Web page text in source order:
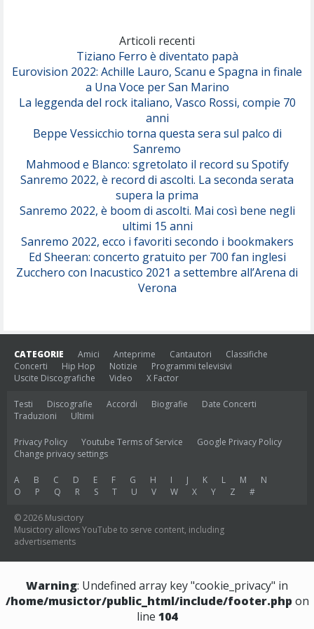
Serenamente
Articoli recenti
Tiziano Ferro è diventato papà
Eurovision 2022: Achille Lauro, Scanu e Spagna in finale
a Una Voce per San Marino
La leggenda del rock italiano, Vasco Rossi, compie 70
anni
Beppe Vessicchio torna questa sera sul palco di
Sanremo
Mahmood e Blanco: sgretolato il record su Spotify
Sanremo 2022, è record di ascolti. La seconda serata
supera la prima
Sanremo 2022, è boom di ascolti. Mai così bene negli
ultimi 15 anni
Sanremo 2022, ecco i favoriti secondo i bookmakers
Ed Sheeran: concerto gratuito per 700 fan inglesi
Zucchero con Inacustico 2021 a settembre all’Arena di
Verona
CATEGORIE Amici Anteprime Cantautori
Classifiche
Concerti
Hip Hop Notizie
Programmi televisivi
Uscite Discografiche
Video X Factor
Testi Discografie Accordi Biografie
Date Concerti
Traduzioni
Ultimi
Privacy Policy Youtube Terms of Service
Google Privacy Policy
Change privacy settings
A B C D E F G H I J K L M
N
O
P Q R S T U V W X Y Z #
© 2026 Musictory
Musictory allows YouTube to serve content, including
advertisements
Warning: Undefined array key "cookie_privacy" in
/home/musictor/public_html/include/footer.php on
line 104